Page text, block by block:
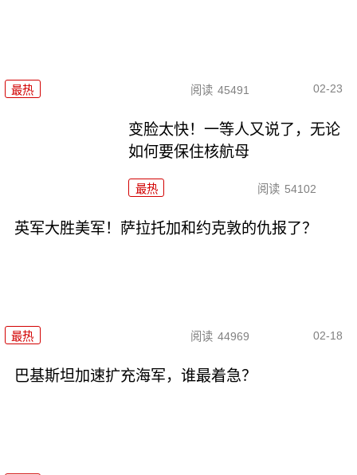
最热 阅读 45491 02-23
变脸太快！一等人又说了，无论
如何要保住核航母
最热 阅读 54102
英军大胜美军！萨拉托加和约克敦的仇报了？
最热 阅读 44969 02-18
巴基斯坦加速扩充海军，谁最着急？